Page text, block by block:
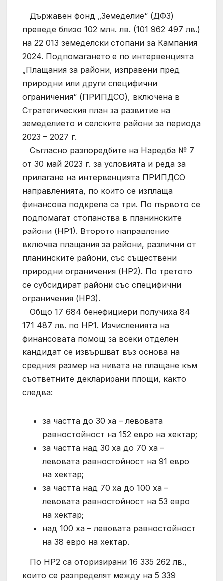
Държавен фонд „Земеделие“ (ДФЗ)
преведе близо 102 млн. лв. (101 962 497 лв.)
на 22 013 земеделски стопани за Кампания
2024. Подпомагането е по интервенцията
„Плащания за райони, изправени пред
природни или други специфични
ограничения“ (ПРИПДСО), включена в
Стратегическия план за развитие на
земеделието и селските райони за периода
2023 – 2027 г.
Съгласно разпоредбите на Наредба № 7
от 30 май 2023 г. за условията и реда за
прилагане на интервенцията ПРИПДСО
направленията, по които се изплаща
финансова подкрепа са три. По първото се
подпомагат стопанства в планинските
райони (НР1). Второто направление
включва плащания за райони, различни от
планинските райони, със съществени
природни ограничения (НР2). По третото
се субсидират райони със специфични
ограничения (НР3).
Общо 17 684 бенефициери получиха 84
171 487 лв. по НР1. Изчисленията на
финансовата помощ за всеки отделен
кандидат се извършват въз основа на
средния размер на нивата на плащане към
съответните декларирани площи, както
следва:
за частта до 30 ха – левовата
равностойност на 152 евро на хектар;
за частта над 30 ха до 70 ха –
левовата равностойност на 91 евро
на хектар;
за частта над 70 ха до 100 ха –
левовата равностойност на 53 евро
на хектар;
над 100 ха – левовата равностойност
на 38 евро на хектар.
По НР2 са оторизирани 16 335 262 лв.,
които се разпределят между на 5 339